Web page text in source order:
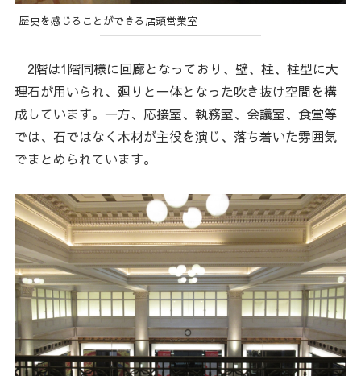
歴史を感じることができる店頭営業室
2階は1階同様に回廊となっており、壁、柱、柱型に大
理石が用いられ、廻りと一体となった吹き抜け空間を構
成しています。一方、応接室、執務室、会議室、食堂等
では、石ではなく木材が主役を演じ、落ち着いた雰囲気
でまとめられています。